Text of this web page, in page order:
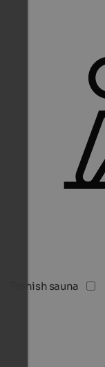
Finnish sauna